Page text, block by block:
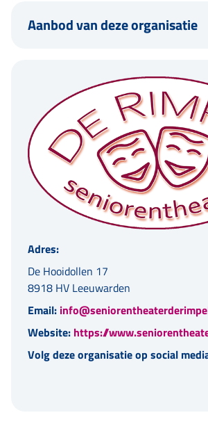
Aanbod van deze organisatie
Adres:
De Hooidollen 17
8918 HV Leeuwarden
Email:
Website: https://
Volg deze organisatie op social